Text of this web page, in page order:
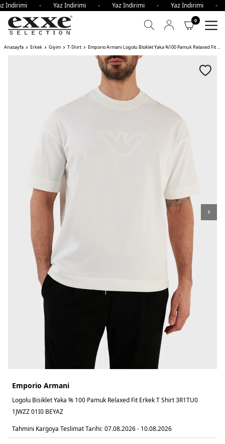
- Yaz İndirimi - Yaz İndirimi - Yaz
0
Anasayfa Erkek Giyim T-Shirt Emporio Armani Logolu Bisiklet Yaka %100 Pamuk Relaxed Fit Erkek T Shirt
Emporio Armani
Logolu Bisiklet Yaka % 100 Pamuk Relaxed Fit Erkek T Shirt 3R1TU0
1JWZZ 01I0 BEYAZ
Tahmini Kargoya Teslimat Tarihi: 07.08.2026 - 10.08.2026